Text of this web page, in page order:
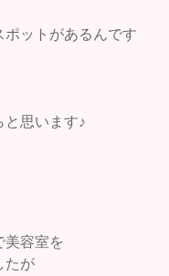
ットがあるんです
と思います♪
美容室を
たが